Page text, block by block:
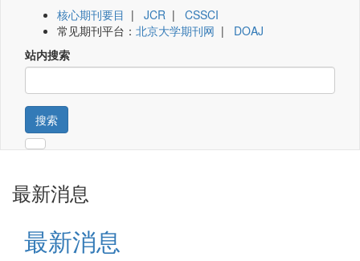
核心期刊要目 | JCR | CSSCI
常见期刊平台： 北京大学期刊网 | DOAJ
站内搜索
搜索
最新消息
最新消息